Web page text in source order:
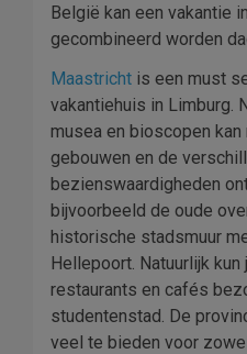
België kan een vakantie
gecombineerd worden
Maastricht is een must
vakantiehuis in Limburg.
musea en bioscopen
gebouwen en de
bezienswaardigheden
bijvoorbeeld de oude
historische stadsmuur
Hellepoort. Natuurlijk kun
restaurants en cafés
studentenstad. De
veel te bieden voor